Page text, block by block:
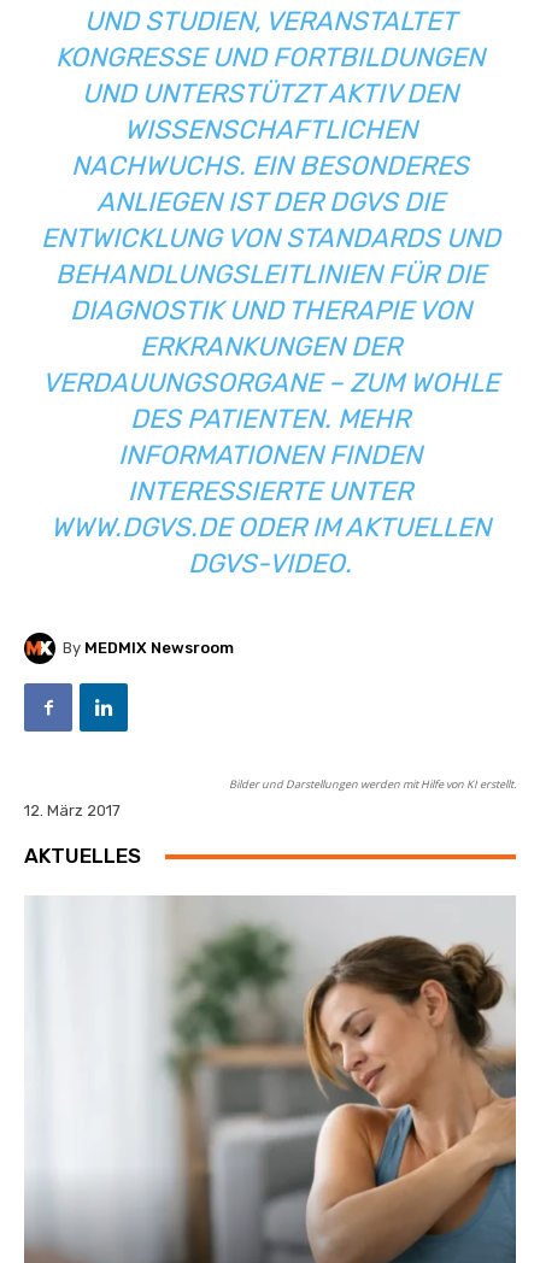
UND STUDIEN, VERANSTALTET
KONGRESSE UND FORTBILDUNGEN
UND UNTERSTÜTZT AKTIV DEN
WISSENSCHAFTLICHEN
NACHWUCHS. EIN BESONDERES
ANLIEGEN IST DER DGVS DIE
ENTWICKLUNG VON STANDARDS UND
BEHANDLUNGSLEITLINIEN FÜR DIE
DIAGNOSTIK UND THERAPIE VON
ERKRANKUNGEN DER
VERDAUUNGSORGANE – ZUM WOHLE
DES PATIENTEN. MEHR
INFORMATIONEN FINDEN
INTERESSIERTE UNTER
WWW.DGVS.DEODER IM AKTUELLEN
DGVS-VIDEO.
By MEDMIX Newsroom
Bilder und Darstellungen werden mit Hilfe von KI erstellt.
12. März 2017
AKTUELLES